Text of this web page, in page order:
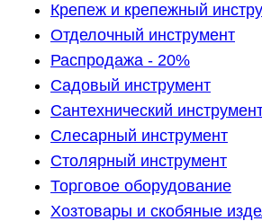
Крепеж и крепежный
Отделочный инструмент
Распродажа - 20%
Садовый инструмент
Сантехнический
Слесарный инструмент
Столярный инструмент
Торговое оборудование
Хозтовары и скобяные